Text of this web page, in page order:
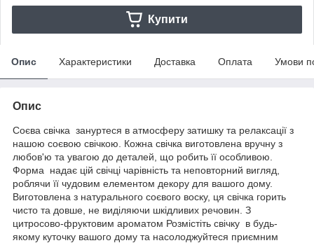
Купити
Опис Характеристики Доставка Оплата Умови
Опис
Соєва свічка зануртеся в атмосферу затишку та релаксації з
нашою соєвою свічкою. Кожна свічка виготовлена вручну з
любов'ю та увагою до деталей, що робить її особливою.
Форма надає цій свічці чарівність та неповторний вигляд,
роблячи її чудовим елементом декору для вашого дому.
Виготовлена з натурального соєвого воску, ця свічка горить
чисто та довше, не виділяючи шкідливих речовин. З
цитросово-фруктовим ароматом Розмістіть свічку в будь-
якому куточку вашого дому та насолоджуйтеся приємним